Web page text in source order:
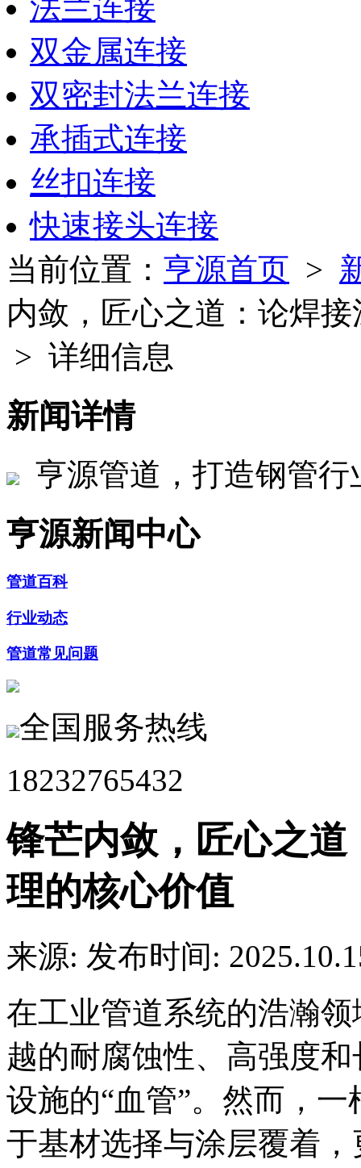
法兰连接
双金属连接
双密封法兰连接
承插式连接
丝扣连接
快速接头连接
当前位置： 亨源首页 >
内敛，匠心之道：论焊
> 详细信息
新闻详情
亨源管道，打造钢管
亨源新闻中心
管道百科
行业动态
管道常见问题
全国服务热线
18232765432
锋芒内敛，匠心之
理的核心价值
来源: 发布时间:
在工业管道系统的浩瀚
越的耐腐蚀性、高强度
设施的“血管”。然而，
于基材选择与涂层覆着